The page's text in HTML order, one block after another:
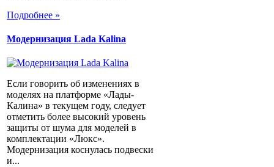
Подробнее »
Модернизация Lada Kalina
Если говорить об изменениях в
моделях на платформе «Лады-
Калина» в текущем году, следует
отметить более высокий уровень
защиты от шума для моделей в
комплектации «Люкс».
Модернизация коснулась подвески
и...